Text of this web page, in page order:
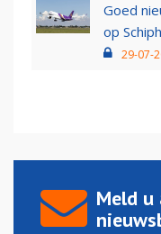
Goed
op
29-07-
Meld u